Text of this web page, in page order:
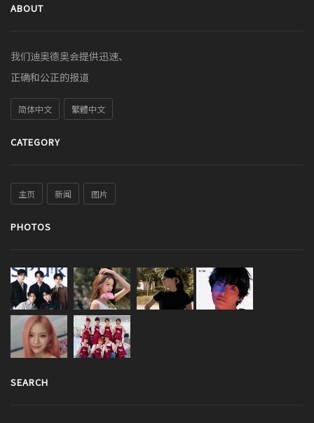
ABOUT
我们迪奥德奥会提供迅速、
正确和公正的报道
简体中文 繁體中文
CATEGORY
主页 新闻 图片
PHOTOS
SEARCH